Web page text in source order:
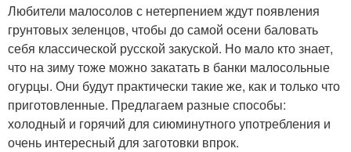
Любители малосолов с нетерпением ждут появления
грунтовых зеленцов, чтобы до самой осени баловать
себя классической русской закуской. Но мало кто знает,
что на зиму тоже можно закатать в банки малосольные
огурцы. Они будут практически такие же, как и только что
приготовленные. Предлагаем разные способы:
холодный и горячий для сиюминутного употребления и
очень интересный для заготовки впрок.